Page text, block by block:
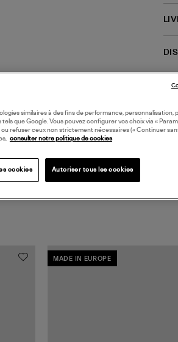
MADE IN EUROPE
similaires à des fins de performance, personnalisation,
que Google. Vous pouvez configurer vos choix via «
ou refuser ceux non strictement nécessaires (« Continuer
consulter notre politique de cookies
cookies Autoriser tous les cookies